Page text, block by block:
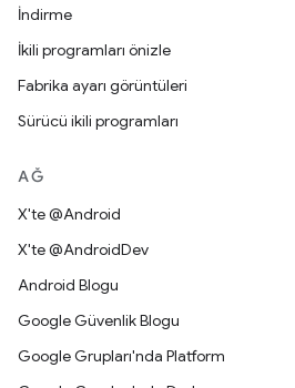
İndirme
İkili programları önizle
Fabrika ayarı görüntüleri
Sürücü ikili programları
AĞ
X'te @Android
X'te @AndroidDev
Android Blogu
Google Güvenlik Blogu
Google Grupları'nda Platform